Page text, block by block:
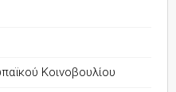
Κοινοβουλίου